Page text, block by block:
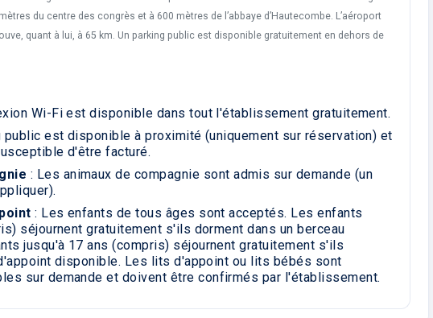
du centre des congrès et à 600 mètres de l’abbaye d’Hautecombe. L’aéroport
quant à lui, à 65 km. Un parking public est disponible gratuitement en dehors de
Wi-Fi est disponible dans tout l'établissement gratuitement.
public est disponible à proximité (uniquement sur réservation) et
d'être facturé.
: Les animaux de compagnie sont admis sur demande (un
: Les enfants de tous âges sont acceptés. Les enfants
séjournent gratuitement s'ils dorment dans un berceau
jusqu'à 17 ans (compris) séjournent gratuitement s'ils
disponible. Les lits d'appoint ou lits bébés sont
sur demande et doivent être confirmés par l'établissement.